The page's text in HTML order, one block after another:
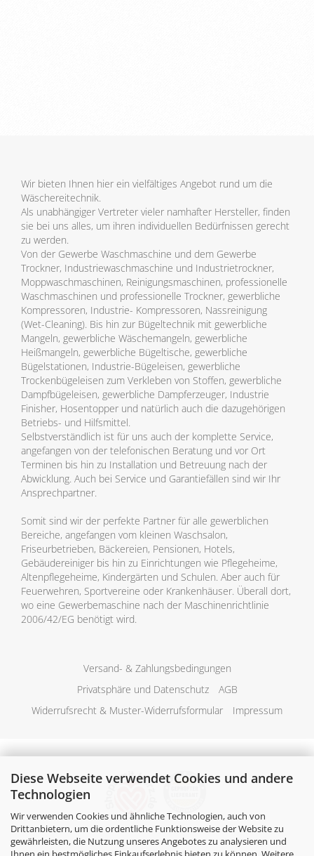
Diese Webseite verwendet Cookies und andere
Technologien
Wir verwenden Cookies und ähnliche Technologien, auch von
Drittanbietern, um die ordentliche Funktionsweise der Website zu
gewährleisten, die Nutzung unseres Angebotes zu analysieren und
Wir bieten Ihnen hier ein vielfältiges Angebot rund um die
Wäschereitechnik.
Als unabhängiger Vertreter vieler namhafter Hersteller, finden
sie bei uns alles, um ihren individuellen Bedürfnissen gerecht
zu werden.
Von der Gewerbe Waschmaschine und dem Gewerbe
Trockner, Industriewaschmaschine und Industrietrockner,
Moppwaschmaschinen, Reinigungsmaschinen, professionelle
Waschmaschinen und professionelle Trockner, gewerbliche
Kompressoren, Industrie- Kompressoren, Nassreinigung
(Wet-Cleaning). Bis hin zur Bügeltechnik mit gewerbliche
Mangeln, gewerbliche Wäschemangeln, gewerbliche
Heißmangeln, gewerbliche Bügeltische, gewerbliche
Bügelstationen, Industrie-Bügeleisen, gewerbliche
Trockenbügeleisen zum Verkleben von Stoffen, gewerbliche
Dampfbügeleisen, gewerbliche Dampferzeuger, Industrie
Finisher, Hosentopper und natürlich auch die dazugehörigen
Betriebs- und Hilfsmittel.
Selbstverständlich ist für uns auch der komplette Service,
angefangen von der telefonischen Beratung und vor Ort
Terminen bis hin zu Installation und Betreuung nach der
Abwicklung. Auch bei Service und Garantiefällen sind wir Ihr
Ansprechpartner.
Somit sind wir der perfekte Partner für alle gewerblichen
Bereiche, angefangen vom kleinen Waschsalon,
Friseurbetrieben, Bäckereien, Pensionen, Hotels,
Gebäudereiniger bis hin zu Einrichtungen wie Pflegeheime,
Altenpflegeheime, Kindergärten und Schulen. Aber auch für
Feuerwehren, Sportvereine oder Krankenhäuser. Überall dort,
wo eine Gewerbemaschine nach der Maschinenrichtlinie
2006/42/EG benötigt wird.
Versand- & Zahlungsbedingungen
Privatsphäre und Datenschutz
AGB
Widerrufsrecht & Muster-Widerrufsformular
Impressum